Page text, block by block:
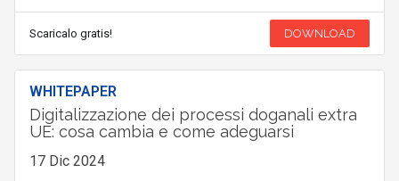
Scaricalo gratis! DOWNLOAD
WHITEPAPER
Digitalizzazione dei processi doganali extra
UE: cosa cambia e come adeguarsi
17 Dic 2024